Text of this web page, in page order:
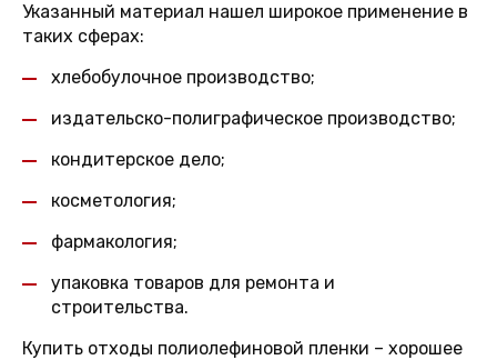
Указанный материал нашел широкое применение в
таких сферах:
хлебобулочное производство;
издательско-полиграфическое производство;
кондитерское дело;
косметология;
фармакология;
упаковка товаров для ремонта и
строительства.
Купить отходы полиолефиновой пленки – хорошее